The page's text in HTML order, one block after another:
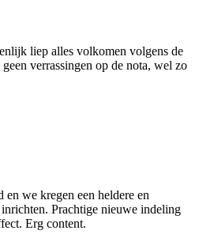
liep alles volkomen volgens de
verrassingen op de nota, wel zo
en we kregen een heldere en
Prachtige nieuwe indeling
Erg content.